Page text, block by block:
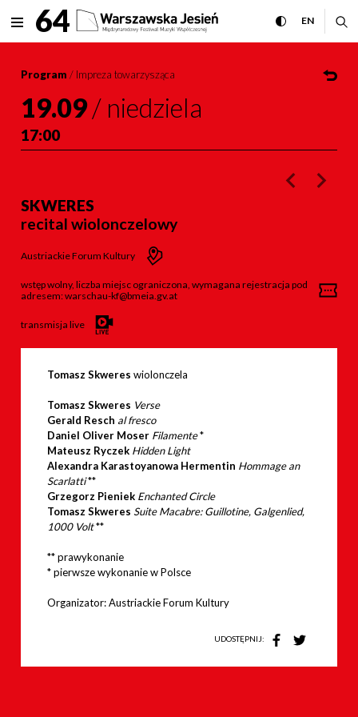
Skweres Międzynarodowy
rozwiń menu
MENU64 przełącz
ENCHANGE
Program / Impreza towarzysząca
19.09/ niedziela
17:00
poprzednie
SKWERES
recital wiolonczelowy
Austriackie Forum Kultury
wstęp wolny, liczba miejsc ograniczona, wymagana rejestracja pod
adresem: warschau-kf@bmeia.gv.at
transmisja live
Tomasz Skweres wiolonczela
Tomasz Skweres Verse
Gerald Resch al fresco
Daniel Oliver Moser Filamente*
Mateusz Ryczek Hidden Light
Alexandra Karastoyanowa Hermentin Hommage an
Scarlatti**
Grzegorz Pieniek Enchanted Circle
Tomasz Skweres Suite Macabre: Guillotine, Galgenlied,
1000 Volt**
** prawykonanie
* pierwsze wykonanie w Polsce
Organizator: Austriackie Forum Kultury
UDOSTĘPNIJ: